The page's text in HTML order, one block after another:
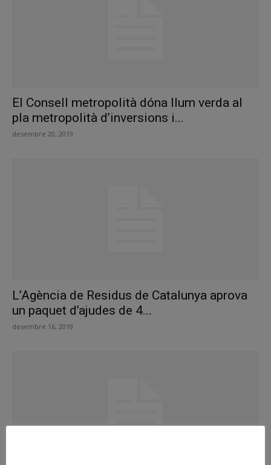
El Consell metropolità dóna llum verda al
pla metropolità d’inversions i...
desembre 20, 2019
L’Agència de Residus de Catalunya aprova
un paquet d’ajudes de 4...
desembre 16, 2019